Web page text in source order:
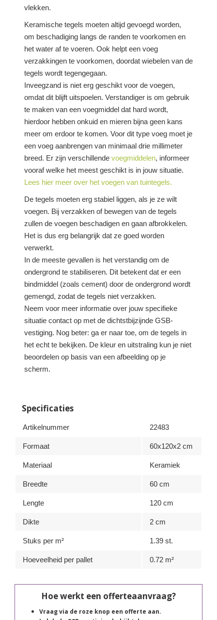
vlekken.
Keramische tegels moeten altijd gevoegd worden,
om beschadiging langs de randen te voorkomen en
het water af te voeren. Ook helpt een voeg
verzakkingen te voorkomen, doordat wiebelen van de
tegels wordt tegengegaan.
Inveegzand is niet erg geschikt voor de voegen,
omdat dit blijft uitspoelen. Verstandiger is om gebruik
te maken van een voegmiddel dat hard wordt,
hierdoor hebben onkuid en mieren bijna geen kans
meer om erdoor te komen. Voor dit type voeg moet je
een voeg aanbrengen van minimaal drie millimeter
breed. Er zijn verschillende voegmiddelen, informeer
vooraf welke het meest geschikt is in jouw situatie.
Lees hier meer over het voegen van tuintegels.
De tegels moeten erg stabiel liggen, als je ze wilt
voegen. Bij verzakken of bewegen van de tegels
zullen de voegen beschadigen en gaan afbrokkelen.
Het is dus erg belangrijk dat ze goed worden
verwerkt.
In de meeste gevallen is het verstandig om de
ondergrond te stabiliseren. Dit betekent dat er een
bindmiddel (zoals cement) door de ondergrond wordt
gemengd, zodat de tegels niet verzakken.
Neem voor meer informatie over jouw specifieke
situatie contact op met de dichtstbijzijnde GSB-
vestiging. Nog beter: ga er naar toe, om de tegels in
het echt te bekijken. De kleur en uitstraling kun je niet
beoordelen op basis van een afbeelding op je
scherm.
Specificaties
Artikelnummer 22483
Formaat 60x120x2 cm
Materiaal Keramiek
Breedte 60 cm
Lengte 120 cm
Dikte 2 cm
Stuks per m² 1.39 st.
Hoeveelheid per pallet 0.72 m²
Hoe werkt een offerteaanvraag?
Vraag via de roze knop een offerte aan.